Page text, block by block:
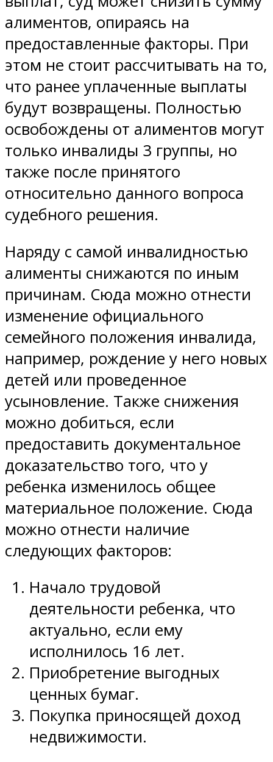
алиментов, опираясь на
предоставленные факторы. При
этом не стоит рассчитывать на то,
что ранее уплаченные выплаты
будут возвращены. Полностью
освобождены от алиментов могут
только инвалиды 3 группы, но
также после принятого
относительно данного вопроса
судебного решения.
Наряду с самой инвалидностью
алименты снижаются по иным
причинам. Сюда можно отнести
изменение официального
семейного положения инвалида,
например, рождение у него новых
детей или проведенное
усыновление. Также снижения
можно добиться, если
предоставить документальное
доказательство того, что у
ребенка изменилось общее
материальное положение. Сюда
можно отнести наличие
следующих факторов:
Начало трудовой
деятельности ребенка, что
актуально, если ему
исполнилось 16 лет.
Приобретение выгодных
ценных бумаг.
Покупка приносящей доход
недвижимости.